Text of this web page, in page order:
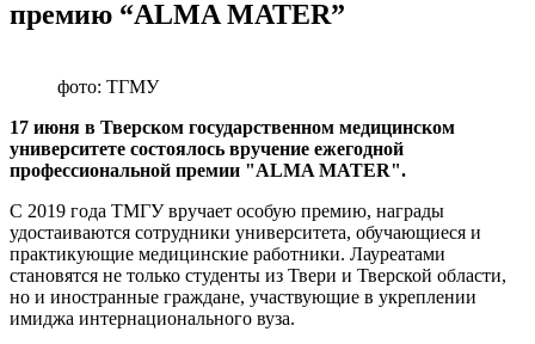
премию “ALMA MATER”
фото: ТГМУ
17 июня в Тверском государственном медицинском
университете состоялось вручение ежегодной
профессиональной премии "ALMA MATER".
С 2019 года ТМГУ вручает особую премию, награды
удостаиваются сотрудники университета, обучающиеся и
практикующие медицинские работники. Лауреатами
становятся не только студенты из Твери и Тверской области,
но и иностранные граждане, участвующие в укреплении
имиджа интернационального вуза.